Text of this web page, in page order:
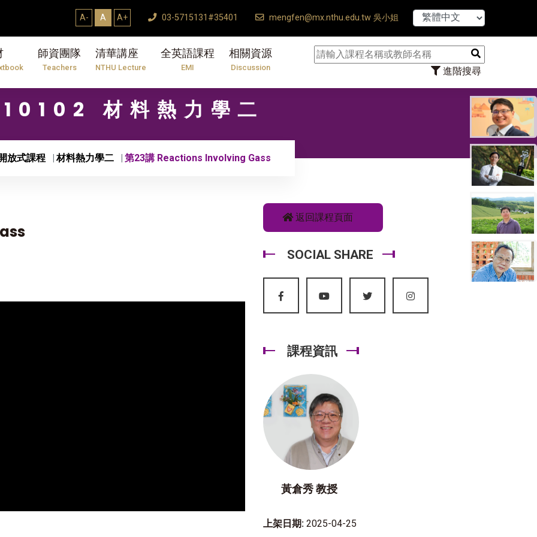
A- A A+ 03-5715131#35401 mengfen@mx.nthu.edu.tw 吳小姐
師資團隊
Teachers
清華講座
NTHU Lecture
全英語課程
EMI
相關資源
Discussion 進階搜尋
【7/31】114
10102 材料熱力學二
放式課程 材料熱力學二 第23講 Reactions Involving Gass
返回課程頁面
SOCIAL SHARE
課程資訊
黃倉秀 教授
上架日期: 2025-04-25